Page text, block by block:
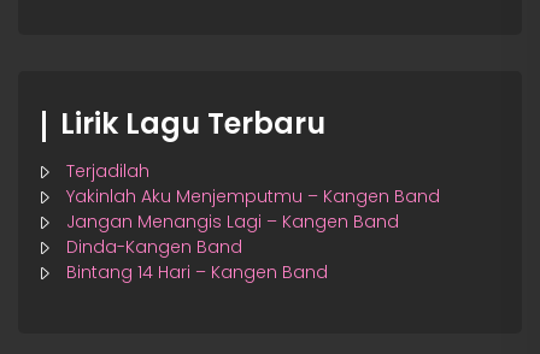
Lirik Lagu Terbaru
Terjadilah
Yakinlah Aku Menjemputmu – Kangen Band
Jangan Menangis Lagi – Kangen Band
Dinda-Kangen Band
Bintang 14 Hari – Kangen Band